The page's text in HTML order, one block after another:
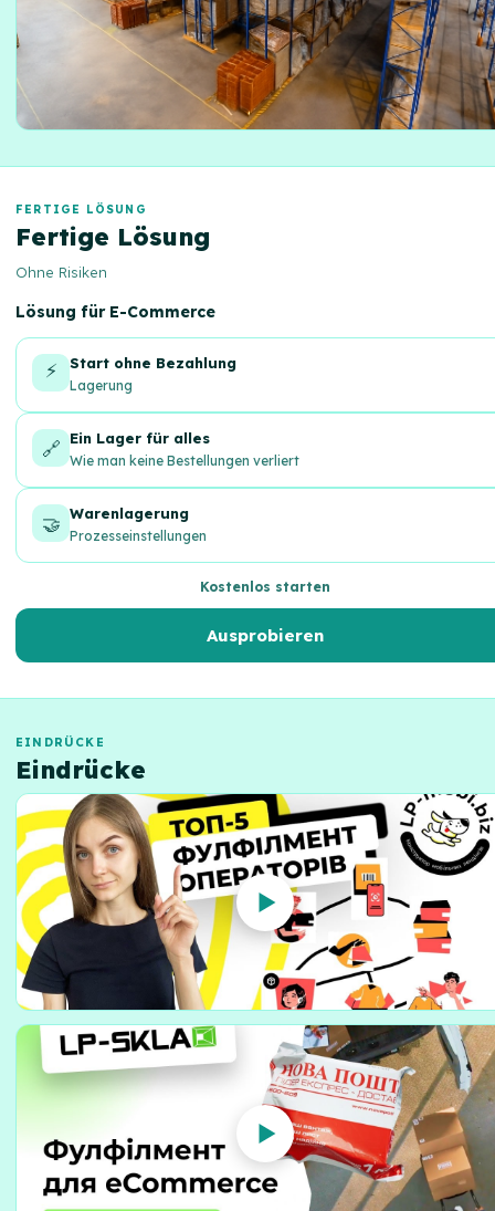
FERTIGE LÖSUNG
Fertige Lösung
Ohne Risiken
Lösung für E-Commerce
⚡ Start ohne Bezahlung
Lagerung
🔗 Ein Lager für alles
Wie man keine Bestellungen verliert
🤝 Warenlagerung
Prozesseinstellungen
Kostenlos starten
Ausprobieren
EINDRÜCKE
Eindrücke